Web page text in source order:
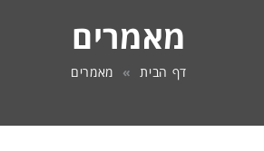
מאמרים
דף הבית מאמרים